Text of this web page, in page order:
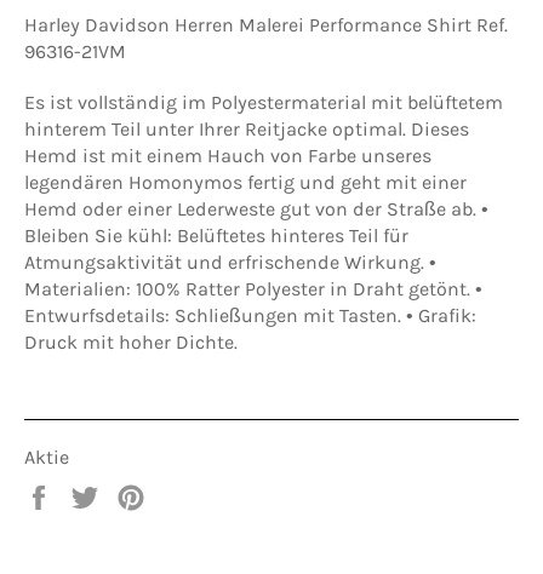
Harley Davidson Herren Malerei Performance Shirt Ref.
96316-21VM
Es ist vollständig im Polyestermaterial mit belüftetem
hinterem Teil unter Ihrer Reitjacke optimal. Dieses
Hemd ist mit einem Hauch von Farbe unseres
legendären Homonymos fertig und geht mit einer
Hemd oder einer Lederweste gut von der Straße ab. •
Bleiben Sie kühl: Belüftetes hinteres Teil für
Atmungsaktivität und erfrischende Wirkung. •
Materialien: 100% Ratter Polyester in Draht getönt. •
Entwurfsdetails: Schließungen mit Tasten. • Grafik:
Druck mit hoher Dichte.
Aktie
Auf
Twitter